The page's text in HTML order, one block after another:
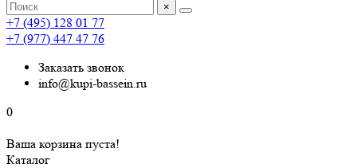
×
+7 (495) 128 01 77
+7 (977) 447 47 76
Заказать звонок
info@kupi-bassein.ru
0
Ваша корзина пуста!
Каталог